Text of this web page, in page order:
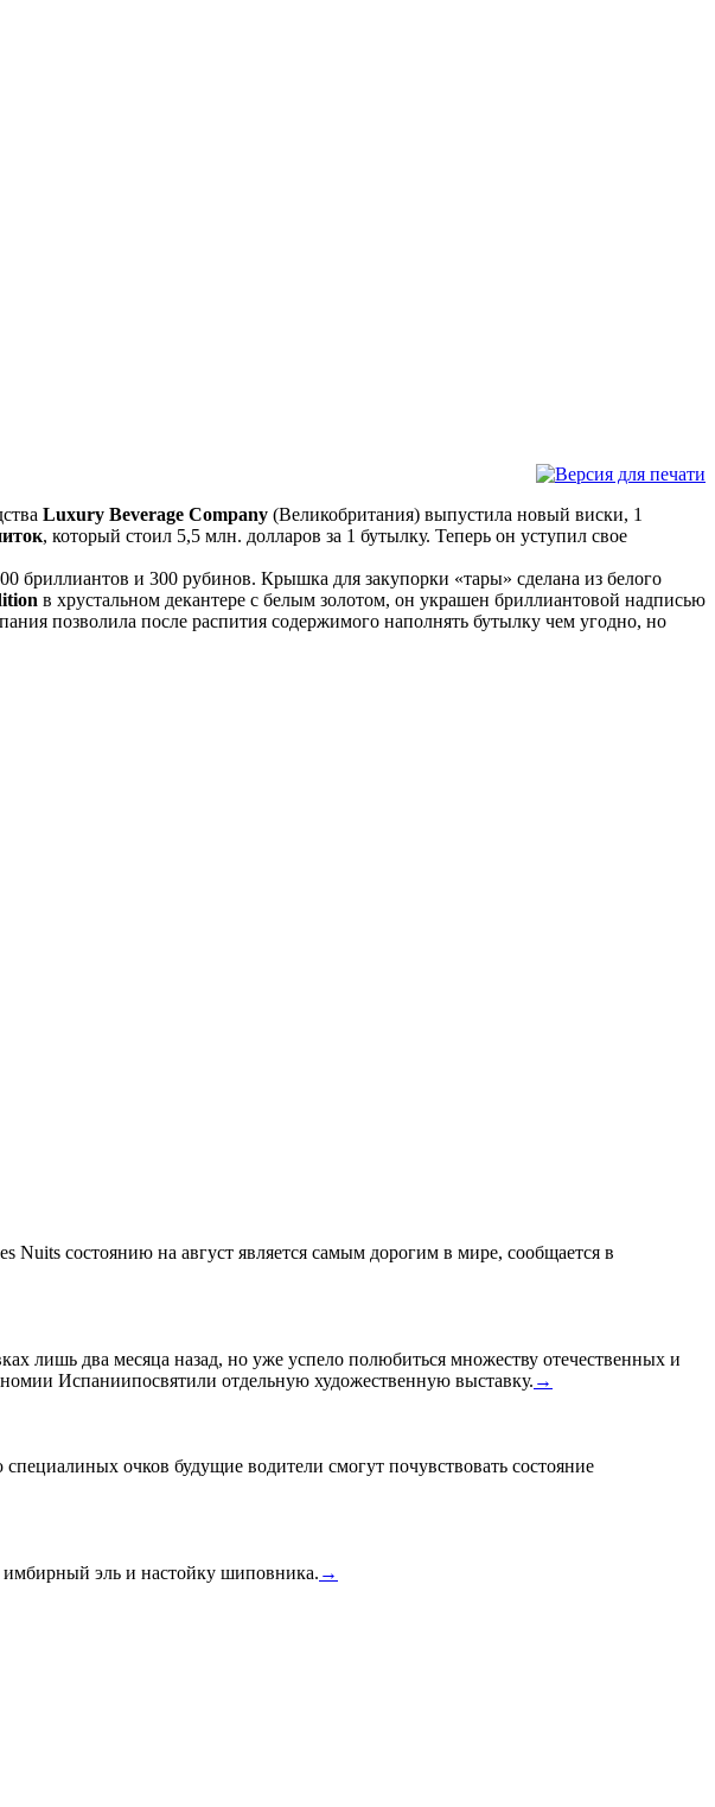
Luxury Beverage Company (Великобритания) выпустила новый виски, 1
, который стоил 5,5 млн. долларов за 1 бутылку. Теперь он уступил свое
бриллиантов и 300 рубинов. Крышка для закупорки «тары» сделана из белого
в хрустальном декантере с белым золотом, он украшен бриллиантовой надписью
позволила после распития содержимого наполнять бутылку чем угодно, но
Nuits состоянию на август является самым дорогим в мире, сообщается в
лишь два месяца назад, но уже успело полюбиться множеству отечественных и
Испаниипосвятили отдельную художественную выставку. →
очков будущие водители смогут почувствовать состояние
имбирный эль и настойку шиповника. →